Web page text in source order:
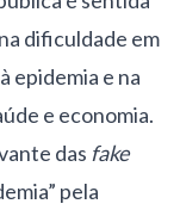
dificuldade em
epidemia e na
e economia.
das fake
” pela